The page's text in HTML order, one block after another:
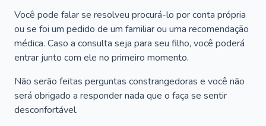
Você pode falar se resolveu procurá-lo por conta própria
ou se foi um pedido de um familiar ou uma recomendação
médica. Caso a consulta seja para seu filho, você poderá
entrar junto com ele no primeiro momento.
Não serão feitas perguntas constrangedoras e você não
será obrigado a responder nada que o faça se sentir
desconfortável.